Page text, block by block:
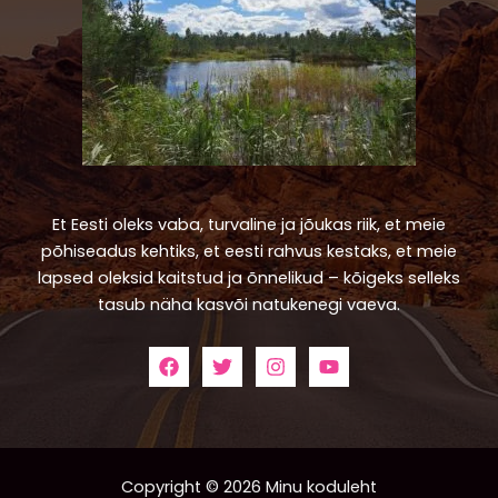
Et Eesti oleks vaba, turvaline ja jõukas riik, et meie
põhiseadus kehtiks, et eesti rahvus kestaks, et meie
lapsed oleksid kaitstud ja õnnelikud – kõigeks selleks
tasub näha kasvõi natukenegi vaeva.
Copyright © 2026 Minu koduleht